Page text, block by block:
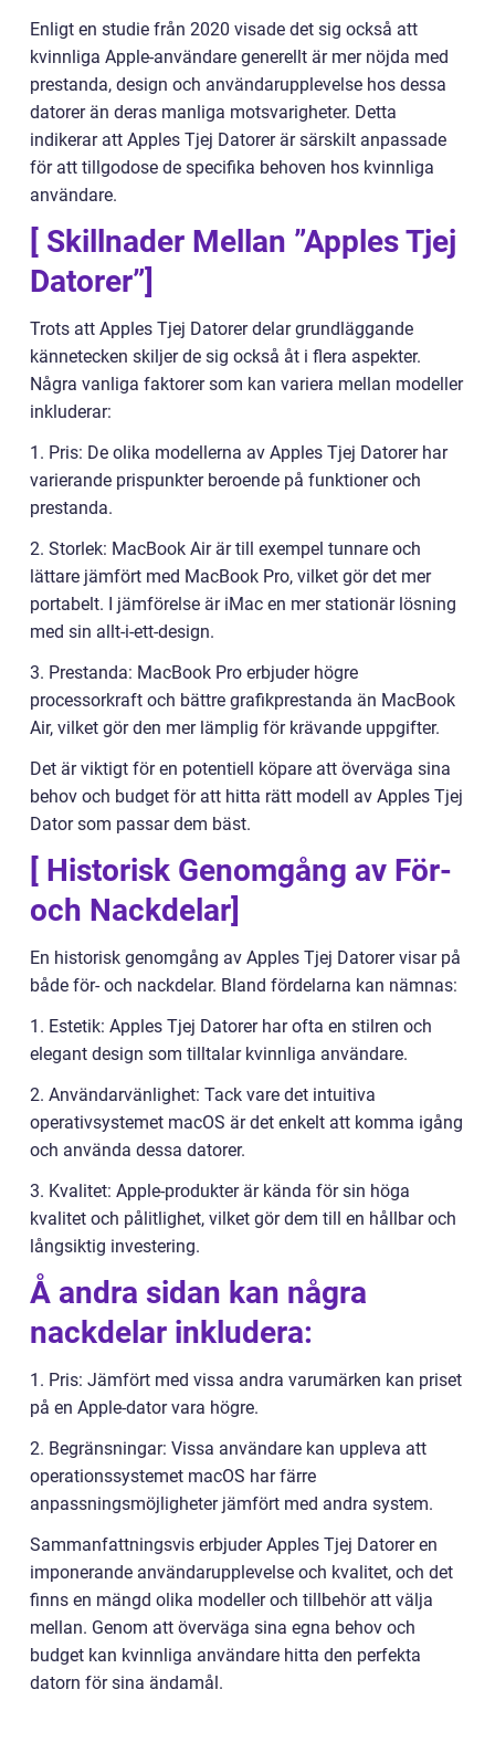
Enligt en studie från 2020 visade det sig också att
kvinnliga Apple-användare generellt är mer nöjda med
prestanda, design och användarupplevelse hos dessa
datorer än deras manliga motsvarigheter. Detta
indikerar att Apples Tjej Datorer är särskilt anpassade
för att tillgodose de specifika behoven hos kvinnliga
användare.
[ Skillnader Mellan ”Apples Tjej
Datorer”]
Trots att Apples Tjej Datorer delar grundläggande
kännetecken skiljer de sig också åt i flera aspekter.
Några vanliga faktorer som kan variera mellan modeller
inkluderar:
1. Pris: De olika modellerna av Apples Tjej Datorer har
varierande prispunkter beroende på funktioner och
prestanda.
2. Storlek: MacBook Air är till exempel tunnare och
lättare jämfört med MacBook Pro, vilket gör det mer
portabelt. I jämförelse är iMac en mer stationär lösning
med sin allt-i-ett-design.
3. Prestanda: MacBook Pro erbjuder högre
processorkraft och bättre grafikprestanda än MacBook
Air, vilket gör den mer lämplig för krävande uppgifter.
Det är viktigt för en potentiell köpare att överväga sina
behov och budget för att hitta rätt modell av Apples Tjej
Dator som passar dem bäst.
[ Historisk Genomgång av För-
och Nackdelar]
En historisk genomgång av Apples Tjej Datorer visar på
både för- och nackdelar. Bland fördelarna kan nämnas:
1. Estetik: Apples Tjej Datorer har ofta en stilren och
elegant design som tilltalar kvinnliga användare.
2. Användarvänlighet: Tack vare det intuitiva
operativsystemet macOS är det enkelt att komma igång
och använda dessa datorer.
3. Kvalitet: Apple-produkter är kända för sin höga
kvalitet och pålitlighet, vilket gör dem till en hållbar och
långsiktig investering.
Å andra sidan kan några
nackdelar inkludera:
1. Pris: Jämfört med vissa andra varumärken kan priset
på en Apple-dator vara högre.
2. Begränsningar: Vissa användare kan uppleva att
operationssystemet macOS har färre
anpassningsmöjligheter jämfört med andra system.
Sammanfattningsvis erbjuder Apples Tjej Datorer en
imponerande användarupplevelse och kvalitet, och det
finns en mängd olika modeller och tillbehör att välja
mellan. Genom att överväga sina egna behov och
budget kan kvinnliga användare hitta den perfekta
datorn för sina ändamål.